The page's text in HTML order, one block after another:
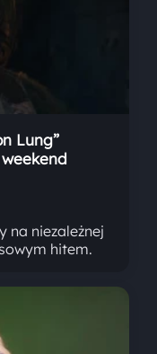
Lung”
na niezależnej
hitem.